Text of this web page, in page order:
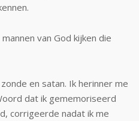
van God kijken die
en satan. Ik herinner me
dat ik gememoriseerd
corrigeerde nadat ik me